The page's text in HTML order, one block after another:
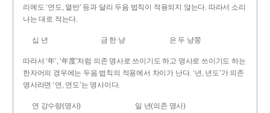
리에도 ‘연도, 열반’ 등과 달리 두음 법칙이 적용되지 않는다. 따라서 소리
나는 대로 적는다.
십 년 금 한 냥 은 두 냥쭝
따라서 ‘年’, ‘年度’처럼 의존 명사로 쓰이기도 하고 명사로 쓰이기도 하는
한자어의 경우에는 두음 법칙의 적용에서 차이가 난다. ‘년, 년도’가 의존
명사라면 ‘연, 연도’는 명사이다.
연 강수량(명사)
일 년(의존 명사)